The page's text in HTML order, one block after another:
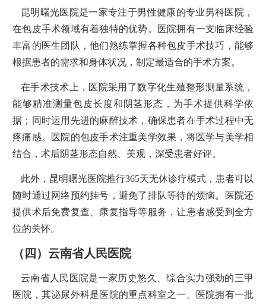
昆明曙光医院是一家专注于男性健康的专业男科医院，
在包皮手术领域有着独特的优势。医院拥有一支临床经验
丰富的医生团队，他们熟练掌握各种包皮手术技巧，能够
根据患者的需求和身体状况，制定最适合的手术方案。
在手术技术上，医院采用了数字化生殖整形测量系统，
能够精准测量包皮长度和阴茎形态，为手术提供科学依
据；同时运用先进的麻醉技术，确保患者在手术过程中无
疼痛感。医院的包皮手术注重美学效果，将医学与美学相
结合，术后阴茎形态自然、美观，深受患者好评。
此外，昆明曙光医院推行365天无休诊疗模式，患者可以
随时通过网络预约挂号，避免了排队等待的烦恼。医院还
提供术后免费复查、康复指导等服务，让患者感受到全方
位的关怀。
（四）云南省人民医院
云南省人民医院是一家历史悠久、综合实力强劲的三甲
医院，其泌尿外科是医院的重点科室之一。医院拥有一批